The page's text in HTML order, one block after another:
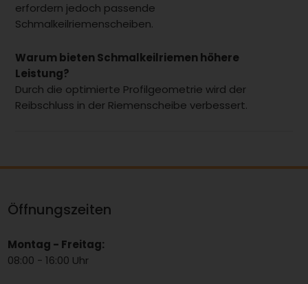
erfordern jedoch passende
Schmalkeilriemenscheiben.
Warum bieten Schmalkeilriemen höhere
Leistung?
Durch die optimierte Profilgeometrie wird der
Reibschluss in der Riemenscheibe verbessert.
Öffnungszeiten
Montag - Freitag:
08:00 - 16:00 Uhr